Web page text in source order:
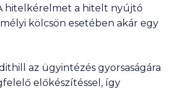
hitelkérelmet a hitelt nyújtó
kölcsön esetében akár egy
az ügyintézés gyorsaságára
előkészítéssel, így